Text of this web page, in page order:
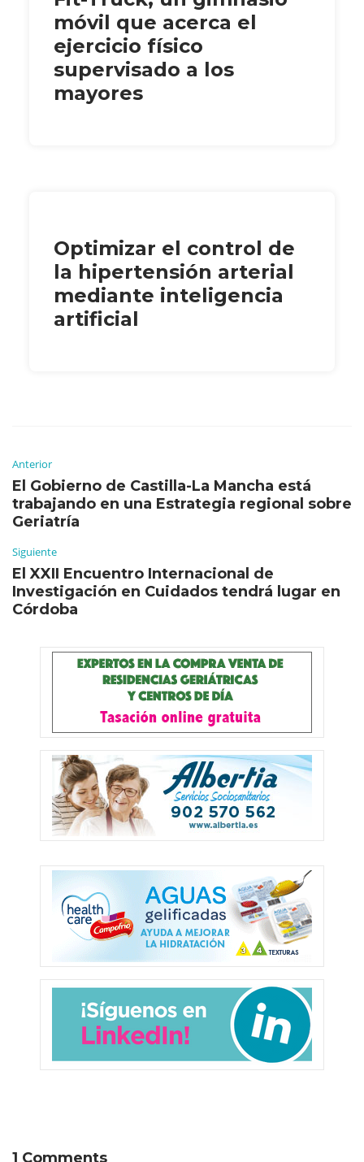
móvil que acerca el
ejercicio físico
supervisado a los
mayores
Optimizar el control de
la hipertensión arterial
mediante inteligencia
artificial
Anterior
El Gobierno de Castilla-La Mancha está
trabajando en una Estrategia regional sobre
Geriatría
Siguiente
El XXII Encuentro Internacional de
Investigación en Cuidados tendrá lugar en
Córdoba
1 Comments